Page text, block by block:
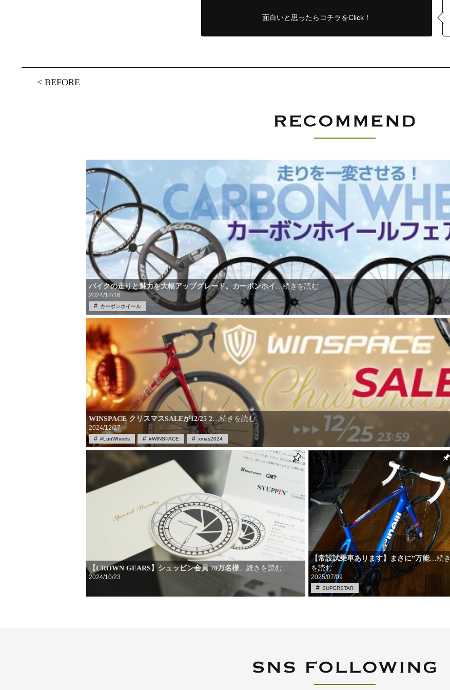
面白いと思ったら コチラをClick！
<BEFORE
バイクの走りと魅力を大幅アップグレード。カーボンホイ…続きを読む
2024/12/16
カーボンホイール
WINSPACE クリスマスSALEが12/25 2…続きを読む
2024/12/17
#LunWheels #WINSPACE xmas2024
【CROWN GEARS】シュッピン会員 70万名様…続きを読む
2024/10/23
【常設試乗車あります】まさに”万能…続き
を読む
2025/07/09
SUPERSTAR